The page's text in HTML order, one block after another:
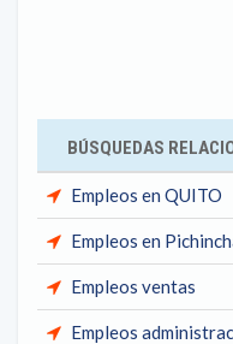
BÚSQUEDAS
Empleos en QUITO
Empleos en
Empleos ventas
Empleos